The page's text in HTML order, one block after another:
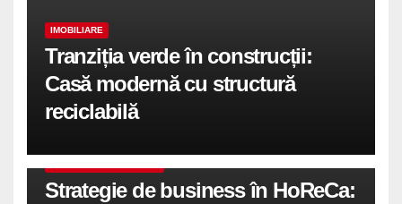
IMOBILIARE
Tranziția verde în construcții:
Casă modernă cu structură
reciclabilă
Strategie de business în HoReCa: